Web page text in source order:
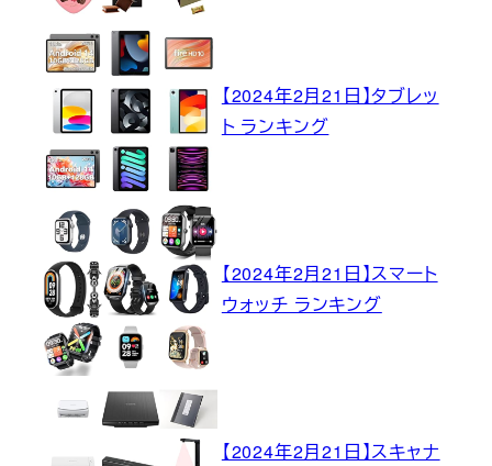
【2024年2月21日】タブレッ
ト ランキング
【2024年2月21日】スマート
ウォッチ ランキング
【2024年2月21日】スキャナ